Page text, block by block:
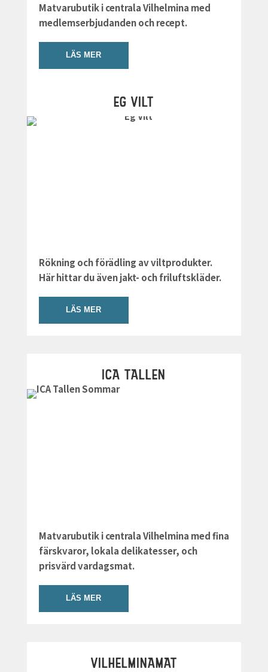
Matvarubutik i centrala Vilhelmina med
medlemserbjudanden och recept.
LÄS MER
EG VILT
Rökning och förädling av viltprodukter.
Här hittar du även jakt- och friluftskläder.
LÄS MER
ICA TALLEN
Matvarubutik i centrala Vilhelmina med fina
färskvaror, lokala delikatesser, och
prisvärd vardagsmat.
LÄS MER
VILHELMINAMAT